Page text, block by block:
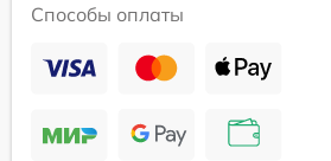
Способы оплаты